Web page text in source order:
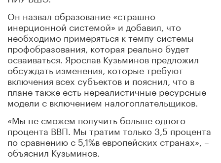
Он назвал образование «страшно
инерционной системой» и добавил, что
необходимо примеряться к темпу системы
профобразования, которая реально будет
осваиваться. Ярослав Кузьминов предложил
обсуждать изменения, которые требуют
включения всех субъектов и пояснил, что в
плане также есть нереалистичные ресурсные
модели с включением налогоплательщиков.
«Мы не сможем получить больше одного
процента ВВП. Мы тратим только 3,5 процента
по сравнению с 5,1%в европейских странах», –
объяснил Кузьминов.